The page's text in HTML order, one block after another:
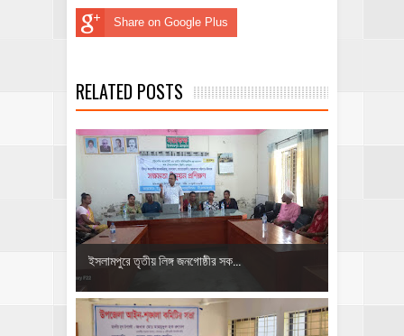
Share on Google Plus
RELATED POSTS
ইসলামপুরে তৃতীয় লিঙ্গ জনগোষ্ঠীর সক...